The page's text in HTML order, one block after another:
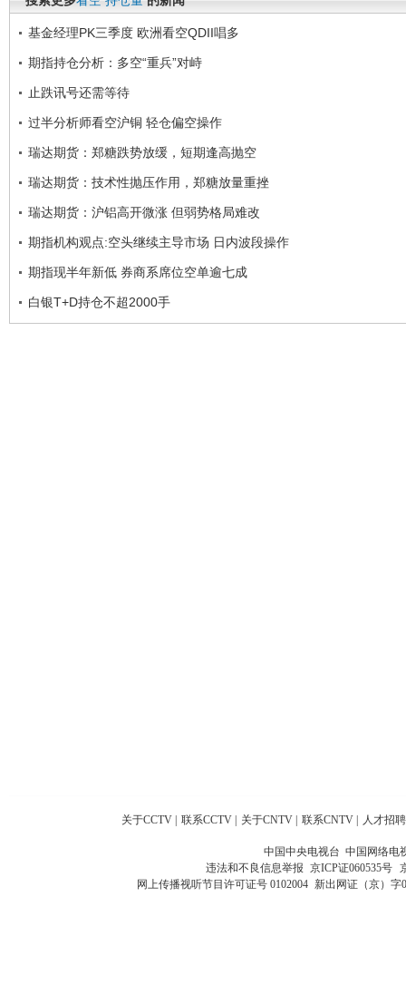
基金经理PK三季度 欧洲看空QDII唱多
期指持仓分析：多空“重兵”对峙
止跌讯号还需等待
过半分析师看空沪铜 轻仓偏空操作
瑞达期货：郑糖跌势放缓，短期逢高抛空
瑞达期货：技术性抛压作用，郑糖放量重挫
瑞达期货：沪铝高开微涨 但弱势格局难改
期指机构观点:空头继续主导市场 日内波段操作
期指现半年新低 券商系席位空单逾七成
白银T+D持仓不超2000手
关于CCTV 联系CCTV 关于CNTV 联系CNTV 人才招聘
中国中央电视台 中国网络电
违法和不良信息举报 京ICP证060535号
网上传播视听节目许可证号 0102004 新出网证（京）